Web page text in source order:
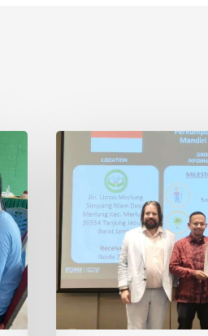
Petani
Swadaya
Indonesia
Raih
Sertifikasi
RSPO
di
Thailand